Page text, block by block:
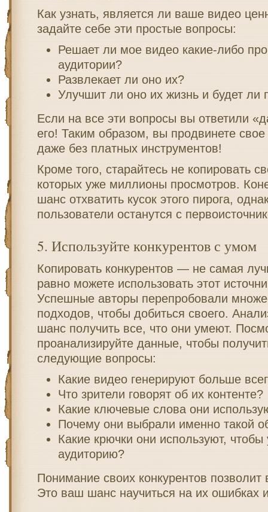
Как узнать, является ли ваше видео
задайте себе эти простые вопросы:
Решает ли мое видео какие-либо
аудитории?
Развлекает ли оно их?
Улучшит ли оно их жизнь и будет ли
Если на все эти вопросы вы ответили
его! Таким образом, вы продвинете
даже без платных инструментов!
Кроме того, старайтесь не копировать
которых уже миллионы просмотров.
шанс отхватить кусок этого пирога,
пользователи останутся с
5. Используйте конкурентов с умом
Копировать конкурентов — не самая
равно можете использовать этот
Успешные авторы перепробовали
подходов, чтобы добиться своего.
шанс получить все, что они умеют.
проанализируйте данные, чтобы
следующие вопросы:
Какие видео генерируют больше
Что зрители говорят об их контенте?
Какие ключевые слова они
Почему они выбрали именно такой
Какие крючки они используют, чтобы
аудиторию?
Понимание своих конкурентов позволит
Это ваш шанс научиться на их ошибках